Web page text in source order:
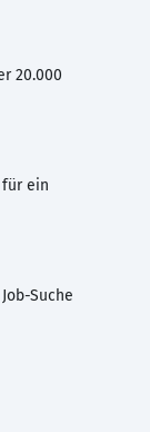
20.000
ein
Suche